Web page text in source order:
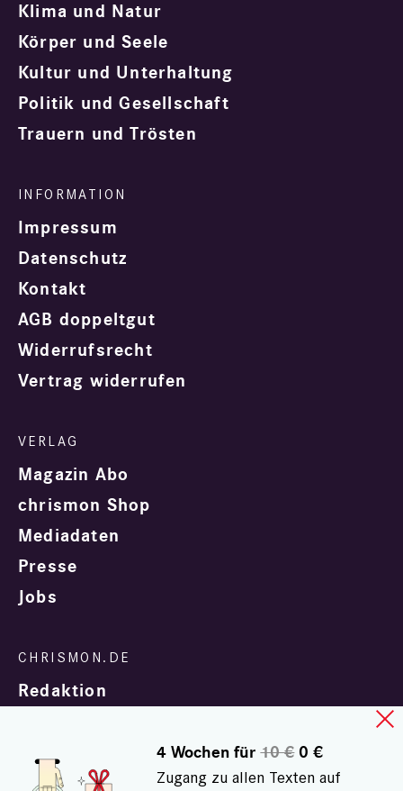
Klima und Natur
Körper und Seele
Kultur und Unterhaltung
Politik und Gesellschaft
Trauern und Trösten
Impressum
Datenschutz
Kontakt
AGB doppeltgut
Widerrufsrecht
Vertrag widerrufen
Magazin Abo
chrismon Shop
Mediadaten
Presse
Jobs
Redaktion
4 Wochen für10 €0 €
Zugang zu allen Texten auf